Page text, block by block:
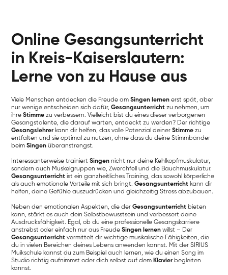
Online Gesangsunterricht
in Kreis-Kaiserslautern:
Lerne von zu Hause aus
Viele Menschen entdecken die Freude amSingen lernen erst spät, aber
nur wenige entscheiden sich dafür,Gesangsunterricht zu nehmen, um
ihreStimme zu verbessern. Vielleicht bist du eines dieser verborgenen
Gesangstalente, die darauf warten, entdeckt zu werden? Der richtige
Gesangslehrer kann dir helfen, das volle Potenzial deinerStimme zu
entfalten und sie optimal zu nutzen, ohne dass du deine Stimmbänder
beimSingen überanstrengst.
Interessanterweise trainiertSingen nicht nur deine Kehlkopfmuskulatur,
sondern auch Muskelgruppen wie, Zwerchfell und die Bauchmuskulatur.
Gesangsunterricht ist ein ganzheitliches Training, das sowohl körperliche
als auch emotionale Vorteile mit sich bringt.Gesangsunterricht kann dir
helfen, deine Gefühle auszudrücken und gleichzeitig Stress abzubauen.
Neben den emotionalen Aspekten, die derGesangsunterricht bieten
kann, stärkt es auch dein Selbstbewusstsein und verbessert deine
Ausdrucksfähigkeit. Egal, ob du eine professionelle Gesangskarriere
anstrebst oder einfach nur aus FreudeSingen lernen willst – Der
Gesangsunterricht vermittelt dir wichtige musikalische Fähigkeiten, die
du in vielen Bereichen deines Lebens anwenden kannst. Mit der SIRIUS
Muikschule kannst du zum Beispiel auch lernen, wie du einen Song im
Studio richtig aufnimmst oder dich selbst auf dem Klavier begleiten
kannst.